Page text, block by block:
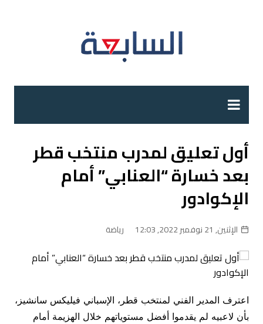
أول تعليق لمدرب منتخب قطر
بعد خسارة “العنابي” أمام
الإكوادور
الإثنين, 21 نوفمبر 2022, 12:03 رياضة
اعترف المدير الفني لمنتخب قطر، الإسباني فيليكس سانشيز،
بأن لاعبيه لم يقدموا أفضل مستوياتهم خلال الهزيمة أمام